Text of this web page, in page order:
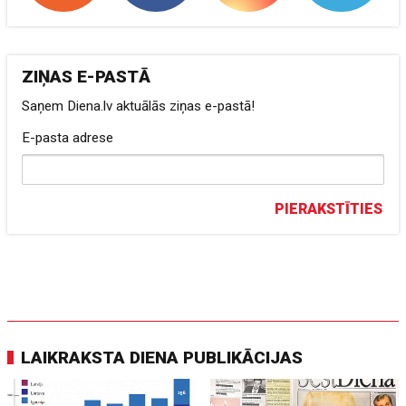
ZIŅAS E-PASTĀ
Saņem Diena.lv aktuālās ziņas e-pastā!
E-pasta adrese
PIERAKSTĪTIES
LAIKRAKSTA DIENA PUBLIKĀCIJAS